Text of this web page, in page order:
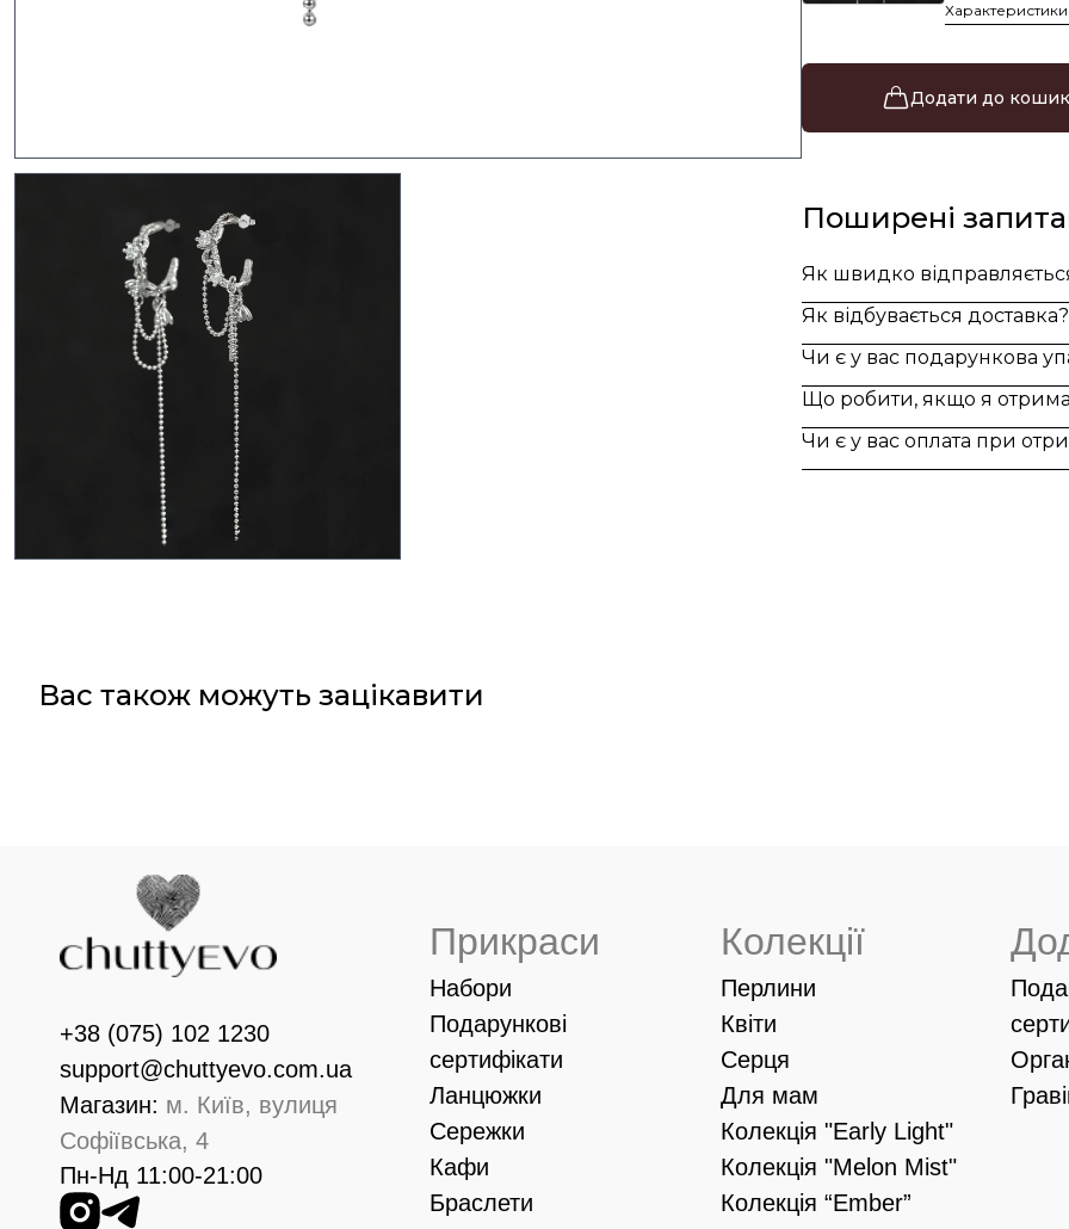
Характеристики
Додати до
Поширені
Як швидко
Замовлення, оформлені до
Індивідуальні замовлення
Як відбувається доставка?
Доставка по Україні -
За додаткову по Європі та
Чи є у вас подарункова
Так, ми надаємо стильну
Що робити, якщо я
Якщо вам надійшов товар,
Чи є у вас оплата при
Вас також можуть зацікавити
+38 (075) 102 1230
support@chuttyevo.com.ua
Магазин: м. Київ, вулиця
Софіївська, 4
Пн-Нд 11:00-21:00
Прикраси
Набори
Подарункові
сертифікати
Ланцюжки
Сережки
Кафи
Браслети
Колекції
Перлини
Квіти
Серця
Для мам
Колекція "Early Light"
Колекція "Melon Mist"
Колекція “Ember”